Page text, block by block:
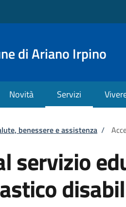
di Ariano Irpino
Novità Servizi
pane
benessere e assistenza /
servizio